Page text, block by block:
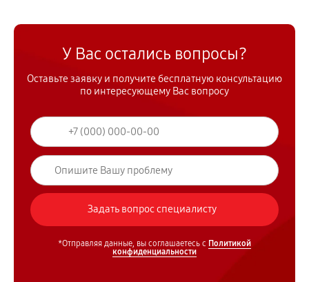
У Вас остались вопросы?
Оставьте заявку и получите бесплатную консультацию
по интересующему Вас вопросу
*Отправляя данные, вы соглашаетесь с Политикой
конфиденциальности